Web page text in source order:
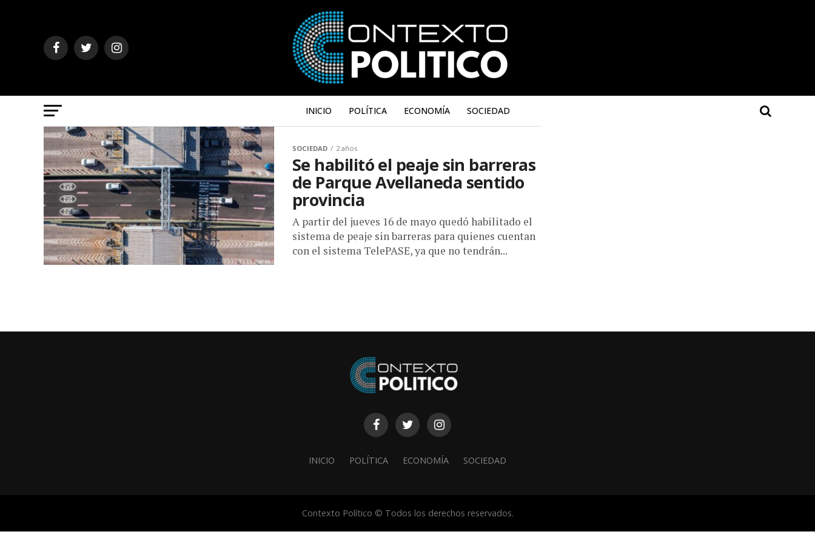
INICIO POLÍTICA ECONOMÍA SOCIEDAD
SOCIEDAD 2 años
Se habilitó el peaje sin barreras
de Parque Avellaneda sentido
provincia
A partir del jueves 16 de mayo quedó habilitado el
sistema de peaje sin barreras para quienes cuentan
con el sistema TelePASE, ya que no tendrán...
INICIO POLÍTICA ECONOMÍA SOCIEDAD
Contexto Político © Todos los derechos reservados.